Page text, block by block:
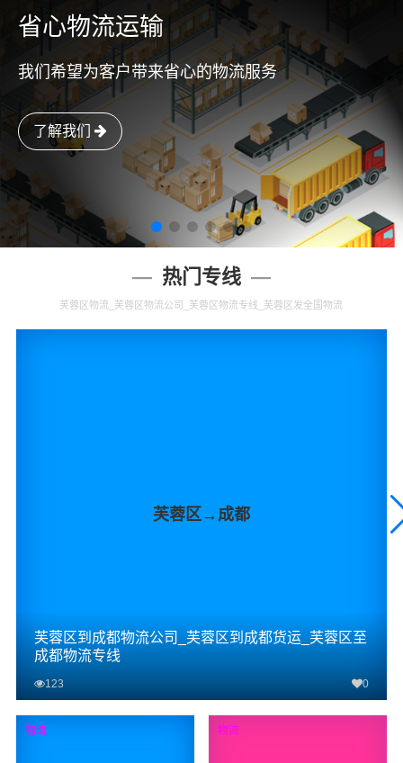
省心物流运输
我们希望为客户带来省心的物流服务
了解我们
热门专线
芙蓉区物流_芙蓉区物流公司_芙蓉区物流专线_芙蓉区发全国物流
芙蓉区→成都
芙蓉区到成都物流公司_芙蓉区到成都货运_芙蓉区至
成都物流专线
123 0
查看详细
物流 物流